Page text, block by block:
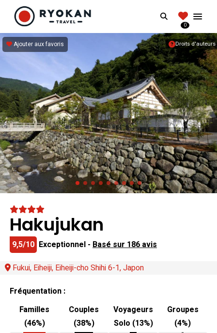
RYOKANTRAVEL
Vivez l'expérience authentique d'un Ryokan
Search
0
Droits d'auteurs
Ajouter aux favoris
Hakujukan
9,5/10 Exceptionnel - Basé sur 186 avis
Fukui, Eiheiji, Eiheiji-cho Shihi 6-1, Japon
Fréquentation :
Familles
(46%)
Couples
(38%)
Voyageurs
Solo (13%)
Groupes
(4%)